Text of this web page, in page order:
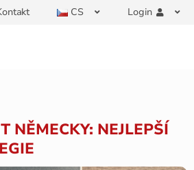
CS Login
NĚMECKY: NEJLEPŠÍ